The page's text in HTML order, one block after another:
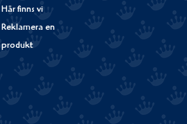
Här finns vi
Reklamera en
produkt